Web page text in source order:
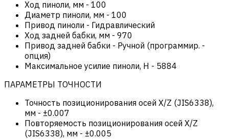
Ход пиноли, мм - 100
Диаметр пиноли, мм - 100
Привод пиноли - Гидравлический
Ход задней бабки, мм - 970
Привод задней бабки - Ручной (программир. -
опция)
Максимальное усилие пиноли, Н - 5884
ПАРАМЕТРЫ ТОЧНОСТИ
Точность позиционирования осей X/Z (JIS6338),
мм - ±0.007
Повторяемость позиционирования осей X/Z
(JIS6338), мм - ±0.005